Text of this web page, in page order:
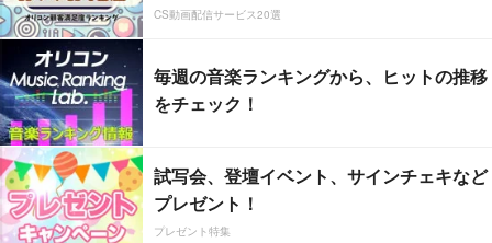
CS動画配信サービス20選
毎週の音楽ランキングから、ヒットの推移
をチェック！
試写会、登壇イベント、サインチェキなど
プレゼント！
プレゼント特集